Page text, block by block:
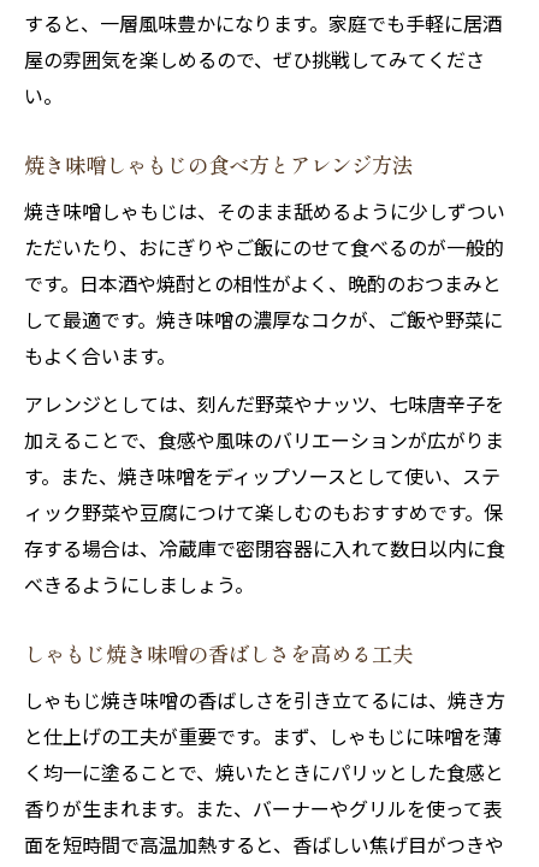
すると、一層風味豊かになります。家庭でも手軽に居酒
屋の雰囲気を楽しめるので、ぜひ挑戦してみてくださ
い。
焼き味噌しゃもじの食べ方とアレンジ方法
焼き味噌しゃもじは、そのまま舐めるように少しずつい
ただいたり、おにぎりやご飯にのせて食べるのが一般的
です。日本酒や焼酎との相性がよく、晩酌のおつまみと
して最適です。焼き味噌の濃厚なコクが、ご飯や野菜に
もよく合います。
アレンジとしては、刻んだ野菜やナッツ、七味唐辛子を
加えることで、食感や風味のバリエーションが広がりま
す。また、焼き味噌をディップソースとして使い、ステ
ィック野菜や豆腐につけて楽しむのもおすすめです。保
存する場合は、冷蔵庫で密閉容器に入れて数日以内に食
べきるようにしましょう。
しゃもじ焼き味噌の香ばしさを高める工夫
しゃもじ焼き味噌の香ばしさを引き立てるには、焼き方
と仕上げの工夫が重要です。まず、しゃもじに味噌を薄
く均一に塗ることで、焼いたときにパリッとした食感と
香りが生まれます。また、バーナーやグリルを使って表
面を短時間で高温加熱すると、香ばしい焦げ目がつきや